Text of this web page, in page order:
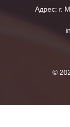
Адрес: г.
©